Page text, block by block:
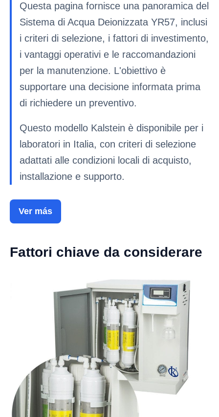
Questa pagina fornisce una panoramica del
Sistema di Acqua Deionizzata YR57, inclusi
i criteri di selezione, i fattori di investimento,
i vantaggi operativi e le raccomandazioni
per la manutenzione. L'obiettivo è
supportare una decisione informata prima
di richiedere un preventivo.
Questo modello Kalstein è disponibile per i
laboratori in Italia, con criteri di selezione
adattati alle condizioni locali di acquisto,
installazione e supporto.
Ver más
Fattori chiave da considerare